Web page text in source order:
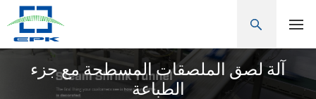
آلة لصق الملصقات المسطحة مع جزء
الطباعة